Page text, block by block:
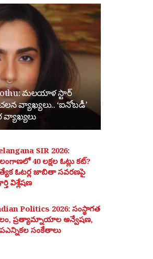
మలయాళ స్టార్
వ్యాఖ్యలు.. ‘ఐనోబడీ’
వ్యాఖ్యలు
SIR 2026:
40 లక్షల ఓట్లు కట్?
ఓటర్ల జాబితా సవరణపై
విశ్లేషణ
Politics 2026: సంస్థాగత
ప్రత్యామ్నాయాల అన్వేషణ,
సంకేతాలు